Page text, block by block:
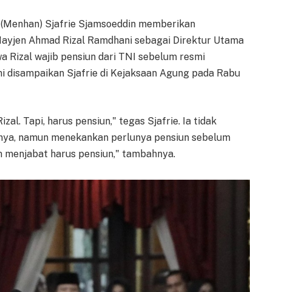
Sjafrie Sjamsoeddin memberikan
Ahmad Rizal Ramdhani sebagai Direktur Utama
Rizal wajib pensiun dari TNI sebelum resmi
Sjafrie di Kejaksaan Agung pada Rabu
Tapi, harus pensiun," tegas Sjafrie. Ia tidak
namun menekankan perlunya pensiun sebelum
harus pensiun," tambahnya.